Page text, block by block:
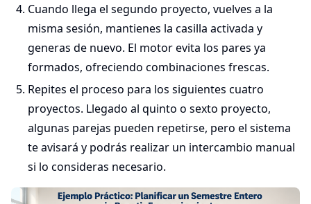
Cuando llega el segundo proyecto, vuelves a la
misma sesión, mantienes la casilla activada y
generas de nuevo. El motor evita los pares ya
formados, ofreciendo combinaciones frescas.
Repites el proceso para los siguientes cuatro
proyectos. Llegado al quinto o sexto proyecto,
algunas parejas pueden repetirse, pero el sistema
te avisará y podrás realizar un intercambio manual
si lo consideras necesario.